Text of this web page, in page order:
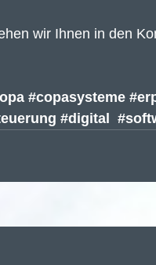
wir Ihnen in den
#copasysteme
#digital